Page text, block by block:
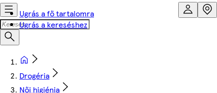
Ugrás a fő tartalomra
Ugrás a kereséshez
Drogéria
Női higiénia